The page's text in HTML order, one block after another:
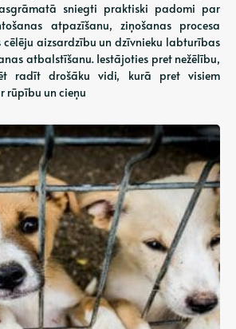
sniegti praktiski padomi par
atpazīšanu, ziņošanas procesa
cēlēju aizsardzību un dzīvnieku labturības
atbalstīšanu. Iestājoties pret nežēlību,
radīt drošāku vidi, kurā pret visiem
rūpību un cieņu